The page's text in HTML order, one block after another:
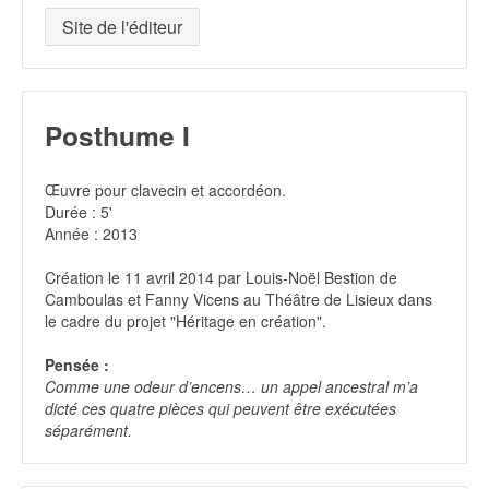
Site de l'éditeur
Posthume I
Œuvre pour clavecin et accordéon.
Durée : 5'
Année : 2013
Création le 11 avril 2014 par Louis-Noël Bestion de
Camboulas et Fanny Vicens au Théâtre de Lisieux dans
le cadre du projet "Héritage en création".
Pensée :
Comme une odeur d’encens… un appel ancestral m’a
dicté ces quatre pièces qui peuvent être exécutées
séparément.